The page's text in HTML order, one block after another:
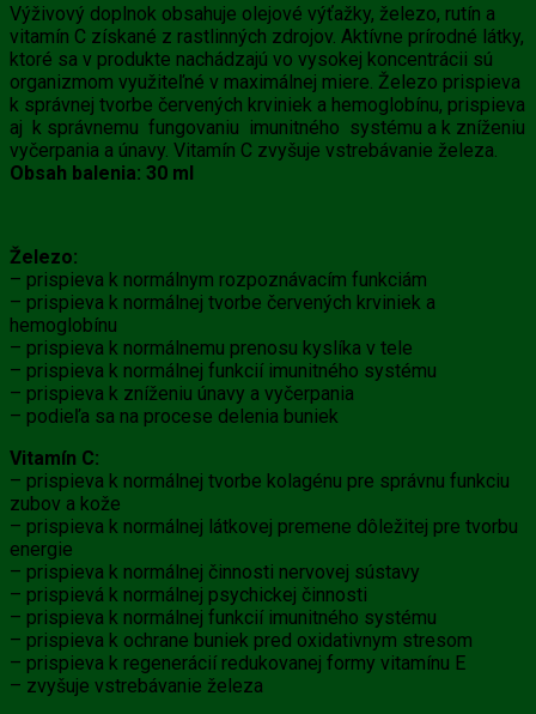
Výživový doplnok obsahuje olejové výťažky, železo, rutín a
vitamín C získané z rastlinných zdrojov. Aktívne prírodné látky,
ktoré sa v produkte nachádzajú vo vysokej koncentrácii sú
organizmom využiteľné v maximálnej miere. Železo prispieva
k správnej tvorbe červených krviniek a hemoglobínu, prispieva
aj k správnemu fungovaniu imunitného systému a k zníženiu
vyčerpania a únavy. Vitamín C zvyšuje vstrebávanie železa.
Obsah balenia: 30 ml
Železo:
– prispieva k normálnym rozpoznávacím funkciám
– prispieva k normálnej tvorbe červených krviniek a
hemoglobínu
– prispieva k normálnemu prenosu kyslíka v tele
– prispieva k normálnej funkcií imunitného systému
– prispieva k zníženiu únavy a vyčerpania
– podieľa sa na procese delenia buniek
Vitamín C:
– prispieva k normálnej tvorbe kolagénu pre správnu funkciu
zubov a kože
– prispieva k normálnej látkovej premene dôležitej pre tvorbu
energie
– prispieva k normálnej činnosti nervovej sústavy
– prispievá k normálnej psychickej činnosti
– prispieva k normálnej funkcií imunitného systému
– prispieva k ochrane buniek pred oxidativnym stresom
– prispieva k regenerácií redukovanej formy vitamínu E
– zvyšuje vstrebávanie železa